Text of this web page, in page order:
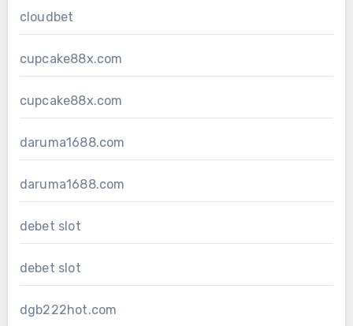
cloudbet
cupcake88x.com
cupcake88x.com
daruma1688.com
daruma1688.com
debet slot
debet slot
dgb222hot.com